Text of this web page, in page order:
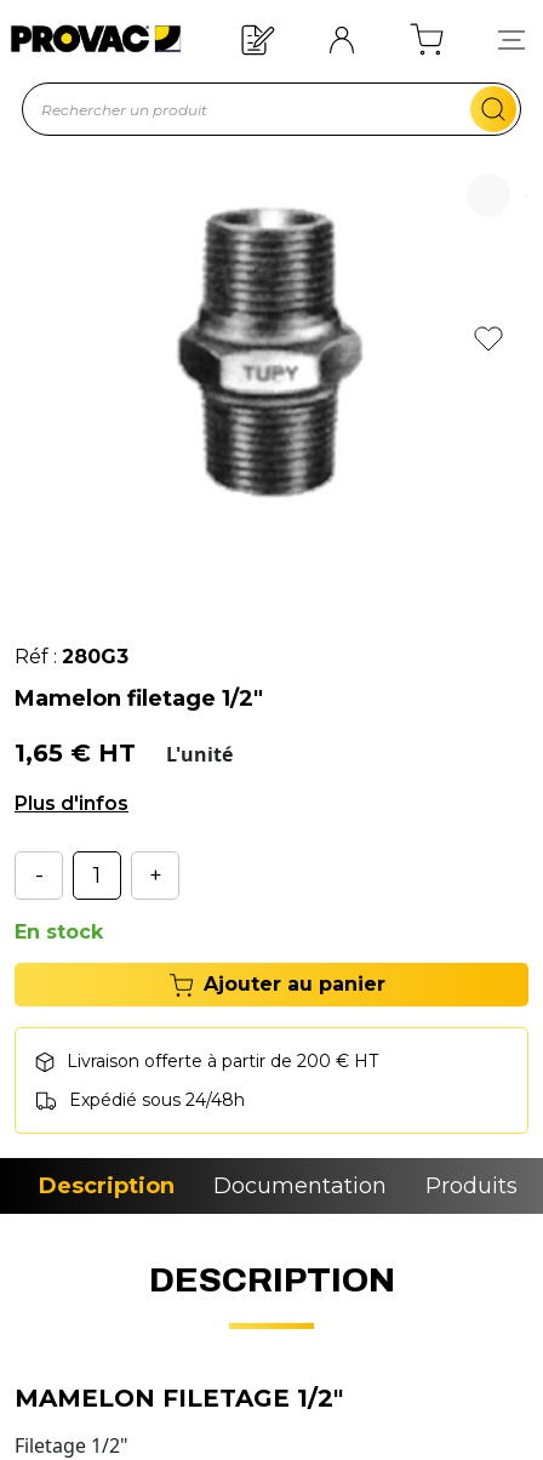
Offre de bienvenue : 20€ offerts !
En savoir plus
Réf : 280G3
Mamelon filetage 1/2"
1,65 € HT L'unité
Filetage 1/2"
- +
En stock
Ajouter au panier
Livraison offerte à partir de 200 € HT
Expédié sous 24/48h
Description Documentation Produits
DESCRIPTION
MAMELON FILETAGE 1/2"
Filetage 1/2"